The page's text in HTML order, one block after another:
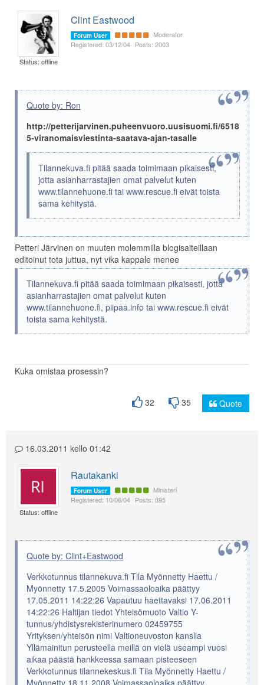
Status: offline
Clint Eastwood
Forum User
Moderator
Registered: 03/12/04 Posts: 2003
Quote by: Ron
http://petterijarvinen.puheenvuoro.uusisuomi.fi/6518
5-viranomaisviestinta-saatava-ajan-tasalle
Tilannekuva.fi pitää saada toimimaan pikaisesti,
jotta asianharrastajien omat palvelut kuten
www.tilannehuone.fi tai www.rescue.fi eivät toista
sama kehitystä.
Petteri Järvinen on muuten molemmilla blogisaiteillaan
editoinut tota juttua, nyt vika kappale menee
Tilannekuva.fi pitää saada toimimaan pikaisesti, jotta
asianharrastajien omat palvelut kuten
www.tilannehuone.fi, piipaa.info tai www.rescue.fi eivät
toista sama kehitystä.
Kuka omistaa prosessin?
32 35 Quote
16.03.2011 kello 01:42
Status: offline
Rautakanki
Forum User
Ministeri
Registered: 10/06/04 Posts: 895
Quote by: Clint+Eastwood
Verkkotunnus tilannekuva.fi Tila Myönnetty Haettu /
Myönnetty 17.5.2005 Voimassaoloaika päättyy
17.05.2011 14:22:26 Vapautuu haettavaksi 17.06.2011
14:22:26 Haltijan tiedot Yhteisömuoto Valtio Y-
tunnus/yhdistysrekisterinumero 02459755
Yrityksen/yhteisön nimi Valtioneuvoston kanslia
Yllämainitun perusteella meillä on vielä useampi vuosi
aikaa päästä hankkeessa samaan pisteeseen
Verkkotunnus tilannekeskus.fi Tila Myönnetty Haettu /
Myönnetty 18.11.2008 Voimassaoloaika päättyy